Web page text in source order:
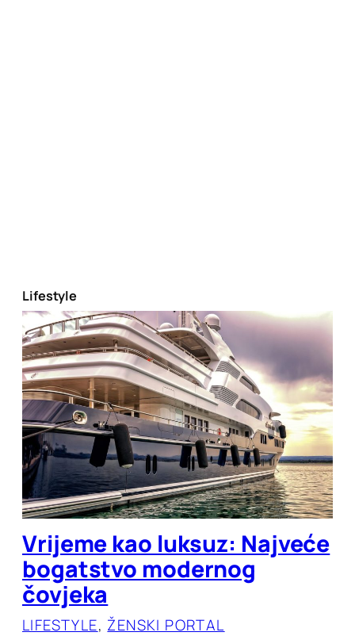
Lifestyle
Vrijeme kao luksuz: Najveće
bogatstvo modernog
čovjeka
LIFESTYLE, ŽENSKI PORTAL